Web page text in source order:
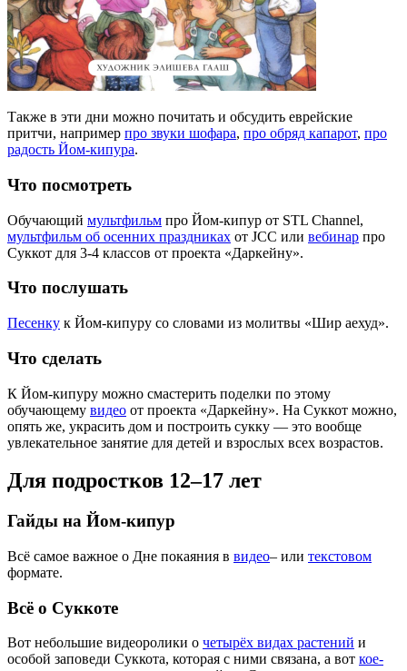
Также в эти дни можно почитать и обсудить еврейские
притчи, например про звуки шофара, про обряд капарот, про
радость Йом-кипура.
Что посмотреть
Обучающий мультфильм про Йом-кипур от STL Channel,
мультфильм об осенних праздниках от JCC или вебинар про
Суккот для 3-4 классов от проекта «Даркейну».
Что послушать
Песенку к Йом-кипуру со словами из молитвы «Шир аехуд».
Что сделать
К Йом-кипуру можно смастерить поделки по этому
обучающему видео от проекта «Даркейну». На Суккот можно,
опять же, украсить дом и построить сукку — это вообще
увлекательное занятие для детей и взрослых всех возрастов.
Для подростков 12–17 лет
Гайды на Йом-кипур
Всё самое важное о Дне покаяния в видео– или текстовом
формате.
Всё о Суккоте
Вот небольшие видеоролики о четырёх видах растений и
особой заповеди Суккота, которая с ними связана, а вот кое-